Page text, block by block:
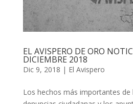
EL AVISPERO DE ORO
DICIEMBRE 2018
Dic 9, 2018 | El Avispero
Los hechos más importantes de